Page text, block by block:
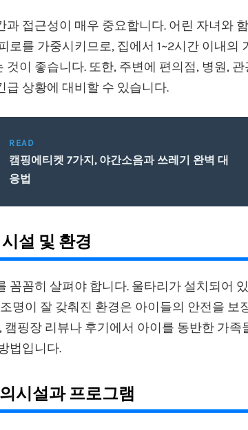
과 접근성이 매우 중요합니다. 어린 자녀와
로를 가중시키므로, 집에서 1~2시간 이내의
이 좋습니다. 또한, 주변에 편의점, 병원,
급 상황에 대비할 수 있습니다.
READ
캠핑에티켓 7가지, 야간소음과 쓰레기 완벽 대
응법
설 및 환경
꼼꼼히 살펴야 합니다. 울타리가 설치되어
명이 잘 갖춰진 환경은 아이들의 안전을 보
캠핑장 리뷰나 후기에서 아이를 동반한 가족
법입니다.
시설과 프로그램